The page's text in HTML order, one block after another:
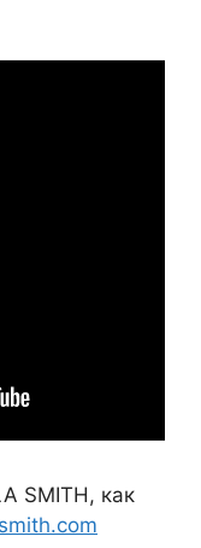
SMITH, как